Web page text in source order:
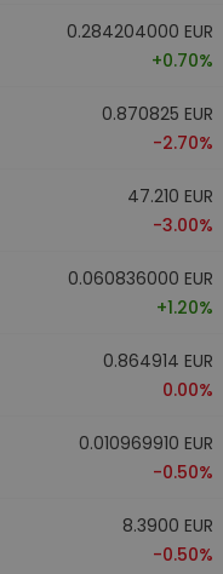
0.284204000 EUR
+0.70%
0.870825 EUR
-2.70%
47.210 EUR
-3.00%
0.060836000 EUR
+1.20%
0.864914 EUR
0.00%
0.010969910 EUR
-0.50%
8.3900 EUR
-0.50%